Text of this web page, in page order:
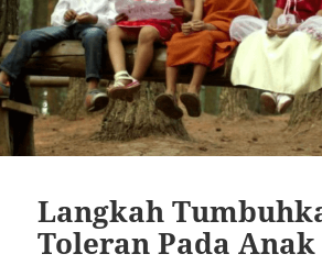
Langkah
Toleran Pada Anak